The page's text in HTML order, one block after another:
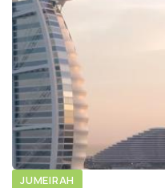
JUMEIRAH